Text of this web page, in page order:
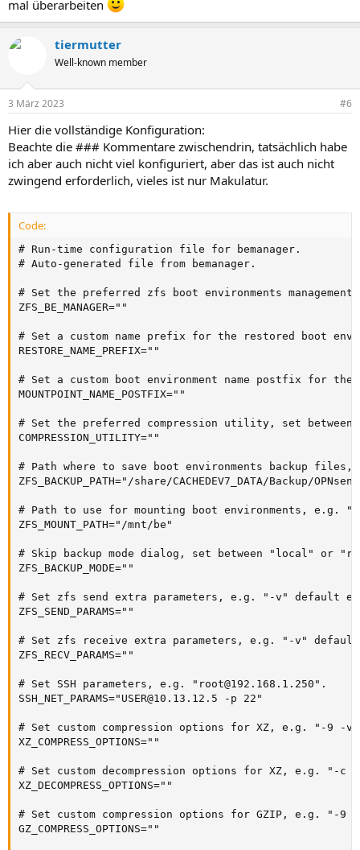
mal überarbeiten
tiermutter
Well-known member
3 März 2023 #6
Hier die vollständige Konfiguration:
Beachte die ### Kommentare zwischendrin, tatsächlich habe
ich aber auch nicht viel konfiguriert, aber das ist auch nicht
zwingend erforderlich, vieles ist nur Makulatur.
Code:
# Run-time configuration file for bemanager.
# Auto-generated file from bemanager.
# Set the preferred zfs boot environments
ZFS_BE_MANAGER=""
# Set a custom name prefix for the restored boot
RESTORE_NAME_PREFIX=""
# Set a custom boot environment name postfix for
MOUNTPOINT_NAME_POSTFIX=""
# Set the preferred compression utility, set
COMPRESSION_UTILITY=""
# Path where to save boot environments backup
ZFS_BACKUP_PATH="/share/CACHEDEV7_DATA/
# Path to use for mounting boot environments, e.g.
ZFS_MOUNT_PATH="/mnt/be"
# Skip backup mode dialog, set between "local" or
ZFS_BACKUP_MODE=""
# Set zfs send extra parameters, e.g. "-v" default
ZFS_SEND_PARAMS=""
# Set zfs receive extra parameters, e.g. "-v" default
ZFS_RECV_PARAMS=""
# Set SSH parameters, e.g. "root@192.168.1.250".
SSH_NET_PARAMS="USER@10.13.12.5 -p 22"
# Set custom compression options for XZ, e.g. "-9 -
XZ_COMPRESS_OPTIONS=""
# Set custom decompression options for XZ, e.g. "-
XZ_DECOMPRESS_OPTIONS=""
# Set custom compression options for GZIP, e.g. "-
GZ_COMPRESS_OPTIONS=""